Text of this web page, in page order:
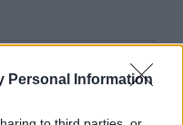
Personal Information